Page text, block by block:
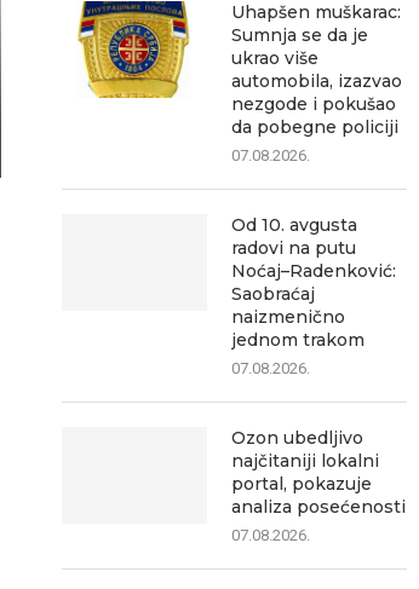
Uhapšen muškarac:
Sumnja se da je
ukrao više
automobila, izazvao
nezgode i pokušao
da pobegne policiji
07.08.2026.
Od 10. avgusta
radovi na putu
Noćaj–Radenković:
Saobraćaj
naizmenično
jednom trakom
07.08.2026.
Ozon ubedljivo
najčitaniji lokalni
portal, pokazuje
analiza posećenosti
07.08.2026.